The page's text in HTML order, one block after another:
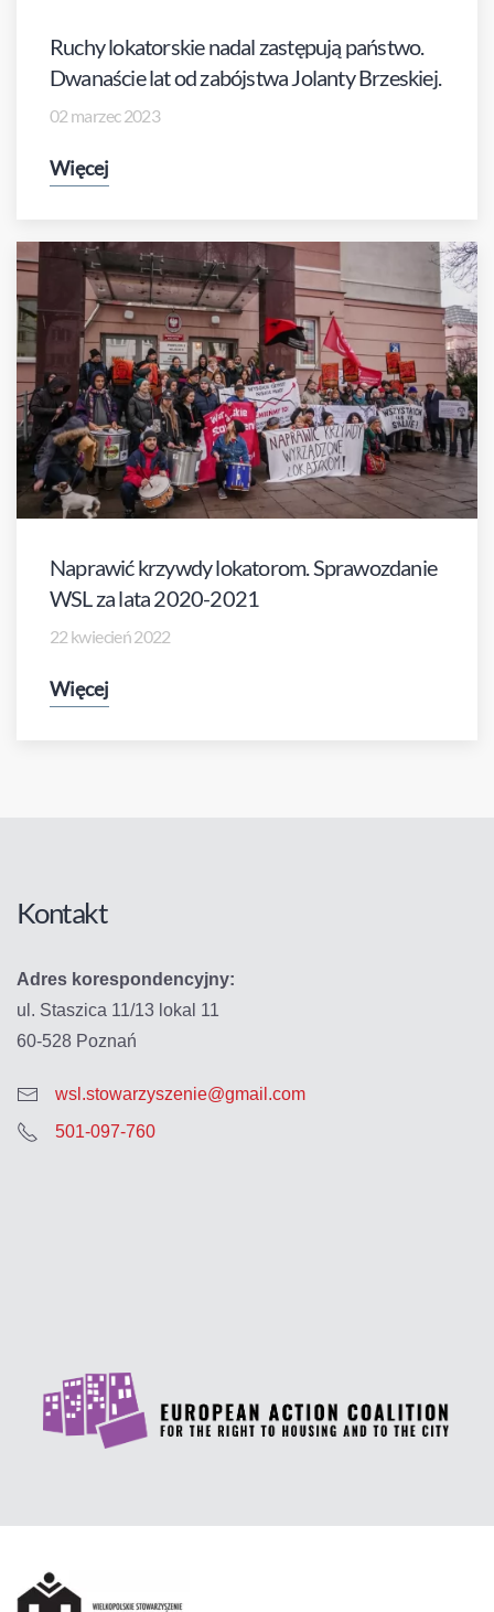
Ruchy lokatorskie nadal zastępują państwo.
Dwanaście lat od zabójstwa Jolanty Brzeskiej.
02 marzec 2023
Więcej
Naprawić krzywdy lokatorom. Sprawozdanie
WSL za lata 2020-2021
22 kwiecień 2022
Więcej
Kontakt
Adres korespondencyjny:
ul. Staszica 11/13 lokal 11
60-528 Poznań
wsl.stowarzyszenie@gmail.com
501-097-760